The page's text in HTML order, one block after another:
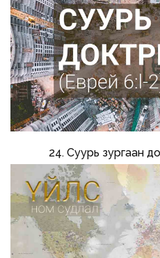
24. Суурь зургаан